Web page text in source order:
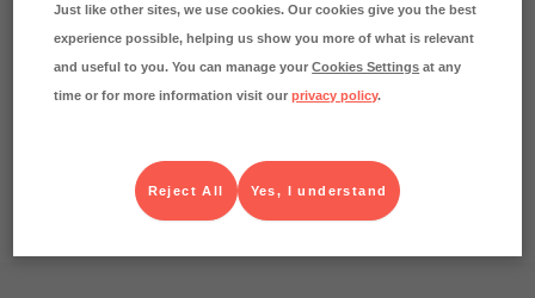
Läs mer om hur vi beräknar klimatavtryck
Just like other sites, we use cookies. Our cookies give you the best
experience possible, helping us show you more of what is relevant
and useful to you. You can manage yourCookies Settings at any
time or for more information visit ourprivacy policy.
Yes, I understand
Reject All